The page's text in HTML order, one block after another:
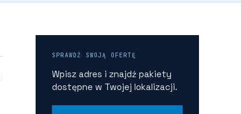
SPRAWDŹ SWOJĄ OFERTĘ
Wpisz adres i znajdź pakiety
dostępne w Twojej lokalizacji.